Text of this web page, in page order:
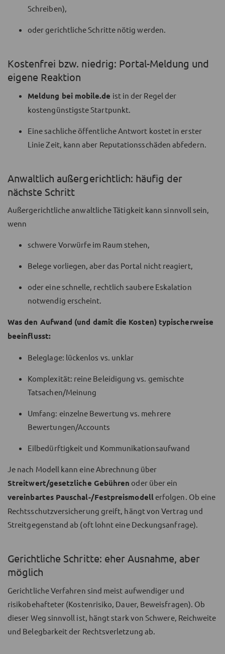
Schreiben),
oder gerichtliche Schritte nötig werden.
Kostenfrei bzw. niedrig: Portal-Meldung und
eigene Reaktion
Meldung bei mobile.de ist in der Regel der
kostengünstigste Startpunkt.
Eine sachliche öffentliche Antwort kostet in erster
Linie Zeit, kann aber Reputationsschäden abfedern.
Anwaltlich außergerichtlich: häufig der
nächste Schritt
Außergerichtliche anwaltliche Tätigkeit kann sinnvoll sein,
wenn
schwere Vorwürfe im Raum stehen,
Belege vorliegen, aber das Portal nicht reagiert,
oder eine schnelle, rechtlich saubere Eskalation
notwendig erscheint.
Was den Aufwand (und damit die Kosten) typischerweise
beeinflusst:
Beleglage: lückenlos vs. unklar
Komplexität: reine Beleidigung vs. gemischte
Tatsachen/Meinung
Umfang: einzelne Bewertung vs. mehrere
Bewertungen/Accounts
Eilbedürftigkeit und Kommunikationsaufwand
Je nach Modell kann eine Abrechnung über
Streitwert/gesetzliche Gebühren oder über ein
vereinbartes Pauschal-/Festpreismodellerfolgen. Ob eine
Rechtsschutzversicherung greift, hängt von Vertrag und
Streitgegenstand ab (oft lohnt eine Deckungsanfrage).
Gerichtliche Schritte: eher Ausnahme, aber
möglich
Gerichtliche Verfahren sind meist aufwendiger und
risikobehafteter (Kostenrisiko, Dauer, Beweisfragen). Ob
dieser Weg sinnvoll ist, hängt stark von Schwere, Reichweite
und Belegbarkeit der Rechtsverletzung ab.